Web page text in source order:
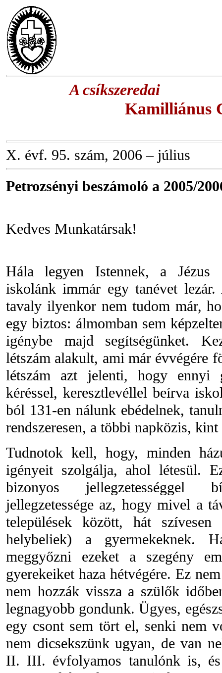
A csíkszeredai
Kamilliánus
X. évf. 95. szám, 2006 – július
Petrozsényi beszámoló a 2005/
Kedves Munkatársak!
Hála legyen Istennek, a Jézus
iskolánk immár egy tanévet
tavaly ilyenkor nem tudom már,
egy biztos: álmomban sem
igénybe majd segítségünket.
létszám alakult, ami már évvégére
létszám azt jelenti, hogy ennyi
kéréssel, keresztlevéllel beírva
ból 131-en nálunk ebédelnek,
rendszeresen, a többi napközis,
Tudnotok kell, hogy, minden
igényeit szolgálja, ahol létesül.
bizonyos jellegzetességgel
jellegzetessége az, hogy mivel a
települések között, hát szívesen
helybeliek) a gyermekeknek.
meggyőzni ezeket a szegény
gyerekeiket haza hétvégére. Ez
nem hozzák vissza a szülők
legnagyobb gondunk. Ügyes,
egy csont sem tört el, senki nem
nem dicsekszünk ugyan, de van
II. III. évfolyamos tanulónk is,